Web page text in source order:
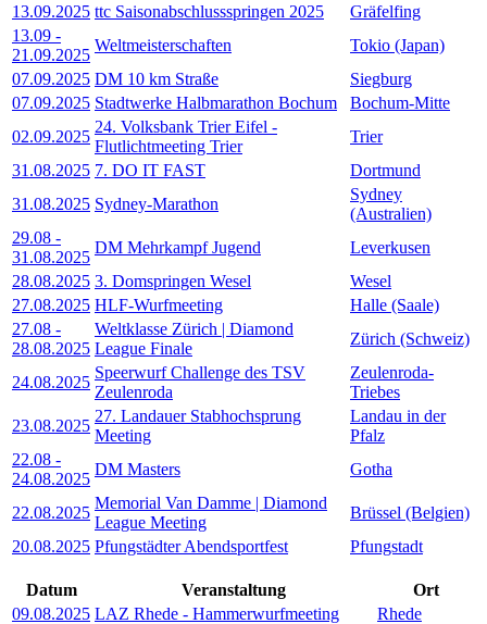
13.09.2025 ttc Saisonabschlussspringen 2025
Gräfelfing
13.09 -
21.09.2025
Weltmeisterschaften
Tokio (Japan)
07.09.2025 DM 10 km Straße
Siegburg
07.09.2025 Stadtwerke Halbmarathon Bochum
Bochum-Mitte
02.09.2025
24. Volksbank Trier Eifel -
Flutlichtmeeting Trier
Trier
31.08.2025 7. DO IT FAST
Dortmund
31.08.2025 Sydney-Marathon
Sydney
(Australien)
29.08 -
31.08.2025
DM Mehrkampf Jugend
Leverkusen
28.08.2025 3. Domspringen Wesel
Wesel
27.08.2025 HLF-Wurfmeeting
Halle (Saale)
27.08 -
28.08.2025
Weltklasse Zürich | Diamond
League Finale
Zürich (Schweiz)
24.08.2025
Speerwurf Challenge des TSV
Zeulenroda
Zeulenroda-
Triebes
23.08.2025
27. Landauer Stabhochsprung
Meeting
Landau in der
Pfalz
22.08 -
24.08.2025
DM Masters Gotha
22.08.2025
Memorial Van Damme | Diamond
League Meeting
Brüssel (Belgien)
20.08.2025 Pfungstädter Abendsportfest Pfungstadt
Datum Veranstaltung
Ort
09.08.2025 LAZ Rhede - Hammerwurfmeeting
Rhede